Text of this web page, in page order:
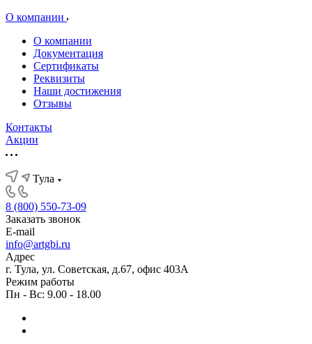
О компании
О компании
Документация
Сертификаты
Реквизиты
Наши достижения
Отзывы
Контакты
Акции
Тула
8 (800) 550-73-09
Заказать звонок
E-mail
info@artgbi.ru
Адрес
г. Тула, ул. Советская, д.67, офис 403А
Режим работы
Пн - Вс: 9.00 - 18.00